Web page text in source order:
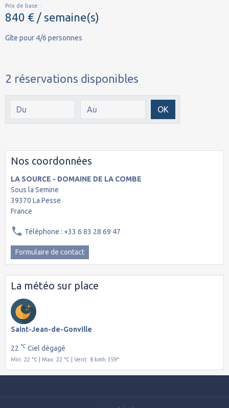
Prix de base :
840 € / semaine(s)
Gîte pour 4/6 personnes
2 réservations disponibles
Date de début Date de fin OK
Nos coordonnées
LA SOURCE - DOMAINE DE LA COMBE
Sous la Semine
39370 La Pesse
France
Téléphone : +33 6 83 28 69 47
Formulaire de contact
La météo sur place
Saint-Jean-de-Gonville
22 °C Ciel dégagé
Min: 22 °C | Max: 22 °C | Vent: 8 kmh 359°